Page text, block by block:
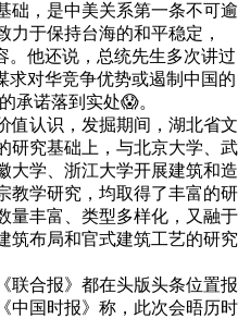
础，是中美关系第一条不可逾
力于保持台海的和平稳定，
。他还说，总统先生多次讲过
求对华竞争优势或遏制中国的
承诺落到实处😱。
认识，发掘期间，湖北省文
研究基础上，与北京大学、武
大学、浙江大学开展建筑和造
教学研究，均取得了丰富的研
量丰富、类型多样化，又融于
筑布局和官式建筑工艺的研究
合报》都在头版头条位置报
中国时报》称，此次会晤历时